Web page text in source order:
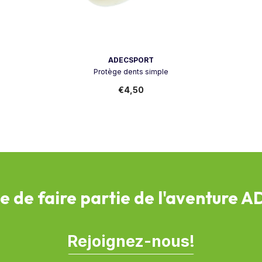
ADECSPORT
Protège dents simple
€4,50
de faire partie de l'aventure
Rejoignez-nous!